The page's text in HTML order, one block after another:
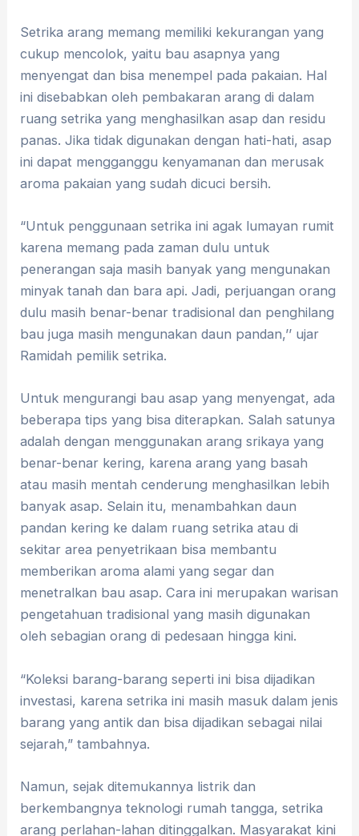
Setrika arang memang memiliki kekurangan yang
cukup mencolok, yaitu bau asapnya yang
menyengat dan bisa menempel pada pakaian. Hal
ini disebabkan oleh pembakaran arang di dalam
ruang setrika yang menghasilkan asap dan residu
panas. Jika tidak digunakan dengan hati-hati, asap
ini dapat mengganggu kenyamanan dan merusak
aroma pakaian yang sudah dicuci bersih.
“Untuk penggunaan setrika ini agak lumayan rumit
karena memang pada zaman dulu untuk
penerangan saja masih banyak yang mengunakan
minyak tanah dan bara api. Jadi, perjuangan orang
dulu masih benar-benar tradisional dan penghilang
bau juga masih mengunakan daun pandan,’’ ujar
Ramidah pemilik setrika.
Untuk mengurangi bau asap yang menyengat, ada
beberapa tips yang bisa diterapkan. Salah satunya
adalah dengan menggunakan arang srikaya yang
benar-benar kering, karena arang yang basah
atau masih mentah cenderung menghasilkan lebih
banyak asap. Selain itu, menambahkan daun
pandan kering ke dalam ruang setrika atau di
sekitar area penyetrikaan bisa membantu
memberikan aroma alami yang segar dan
menetralkan bau asap. Cara ini merupakan warisan
pengetahuan tradisional yang masih digunakan
oleh sebagian orang di pedesaan hingga kini.
“Koleksi barang-barang seperti ini bisa dijadikan
investasi, karena setrika ini masih masuk dalam jenis
barang yang antik dan bisa dijadikan sebagai nilai
sejarah,” tambahnya.
Namun, sejak ditemukannya listrik dan
berkembangnya teknologi rumah tangga, setrika
arang perlahan-lahan ditinggalkan. Masyarakat kini